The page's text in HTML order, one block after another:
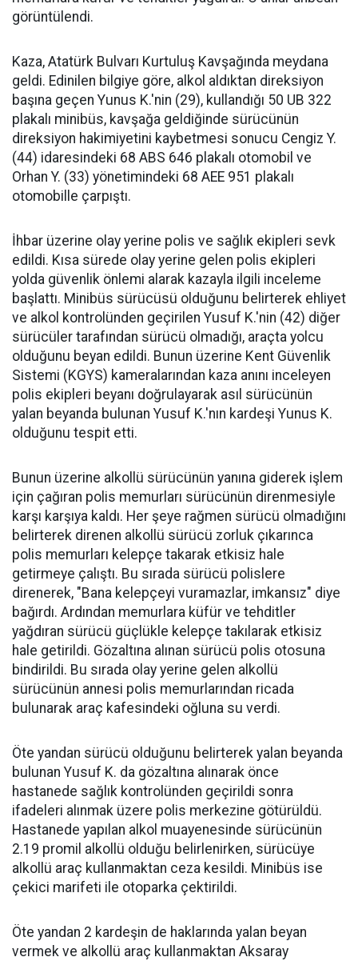
görüntülendi.
Kaza, Atatürk Bulvarı Kurtuluş Kavşağında meydana
geldi. Edinilen bilgiye göre, alkol aldıktan direksiyon
başına geçen Yunus K.'nin (29), kullandığı 50 UB 322
plakalı minibüs, kavşağa geldiğinde sürücünün
direksiyon hakimiyetini kaybetmesi sonucu Cengiz Y.
(44) idaresindeki 68 ABS 646 plakalı otomobil ve
Orhan Y. (33) yönetimindeki 68 AEE 951 plakalı
otomobille çarpıştı.
İhbar üzerine olay yerine polis ve sağlık ekipleri sevk
edildi. Kısa sürede olay yerine gelen polis ekipleri
yolda güvenlik önlemi alarak kazayla ilgili inceleme
başlattı. Minibüs sürücüsü olduğunu belirterek ehliyet
ve alkol kontrolünden geçirilen Yusuf K.'nin (42) diğer
sürücüler tarafından sürücü olmadığı, araçta yolcu
olduğunu beyan edildi. Bunun üzerine Kent Güvenlik
Sistemi (KGYS) kameralarından kaza anını inceleyen
polis ekipleri beyanı doğrulayarak asıl sürücünün
yalan beyanda bulunan Yusuf K.'nın kardeşi Yunus K.
olduğunu tespit etti.
Bunun üzerine alkollü sürücünün yanına giderek işlem
için çağıran polis memurları sürücünün direnmesiyle
karşı karşıya kaldı. Her şeye rağmen sürücü olmadığını
belirterek direnen alkollü sürücü zorluk çıkarınca
polis memurları kelepçe takarak etkisiz hale
getirmeye çalıştı. Bu sırada sürücü polislere
direnerek, "Bana kelepçeyi vuramazlar, imkansız" diye
bağırdı. Ardından memurlara küfür ve tehditler
yağdıran sürücü güçlükle kelepçe takılarak etkisiz
hale getirildi. Gözaltına alınan sürücü polis otosuna
bindirildi. Bu sırada olay yerine gelen alkollü
sürücünün annesi polis memurlarından ricada
bulunarak araç kafesindeki oğluna su verdi.
Öte yandan sürücü olduğunu belirterek yalan beyanda
bulunan Yusuf K. da gözaltına alınarak önce
hastanede sağlık kontrolünden geçirildi sonra
ifadeleri alınmak üzere polis merkezine götürüldü.
Hastanede yapılan alkol muayenesinde sürücünün
2.19 promil alkollü olduğu belirlenirken, sürücüye
alkollü araç kullanmaktan ceza kesildi. Minibüs ise
çekici marifeti ile otoparka çektirildi.
Öte yandan 2 kardeşin de haklarında yalan beyan
vermek ve alkollü araç kullanmaktan Aksaray